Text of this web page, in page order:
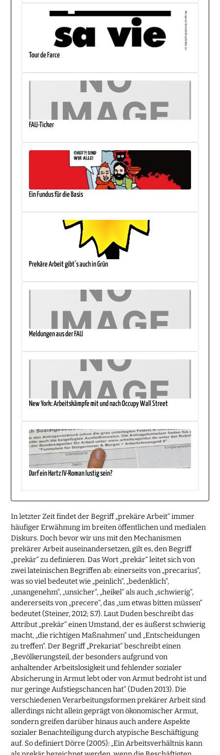
Tour de Farce
FAU-Ticker
Ein Fundus für die Basis
Prekäre Arbeit gibt’s auch in Grün
Meldungen aus der FAU
New York: Arbeitskämpfe mit und nach Occupy Wall Street
Darf ein Hartz IV-Roman lustig sein?
In letzter Zeit findet der Begriff „prekäre Arbeit“ immer
häufiger Erwähnung im breiten öffentlichen und medialen
Diskurs. Doch bevor wir uns mit den Mechanismen
prekärer Arbeit auseinandersetzen, gilt es, den Begriff
„prekär“ zu definieren. Das Wort „prekär“ leitet sich von
zwei lateinischen Begriffen ab: einerseits von „precarius“,
was so viel bedeutet wie „peinlich“, „bedenklich“,
„unangenehm“, „unsicher“, „heikel“ als auch „schwierig“,
andererseits von „precere“, das „um etwas bitten müssen“
bedeutet (Steiner, 2012; S.7). Laut Duden beschreibt das
Attribut „prekär“ einen Umstand, der es äußerst schwierig
macht, „die richtigen Maßnahmen“ und „Entscheidungen
zu treffen“. Der Begriff „Prekariat“ beschreibt einen
„Bevölkerungsteil, der besonders aufgrund von
anhaltender Arbeitslosigkeit und fehlender sozialer
Absicherung in Armut lebt oder von Armut bedroht ist und
nur geringe Aufstiegschancen hat“ (Duden 2013). Die
verschiedenen Verarbeitungsformen prekärer Arbeit sind
allerdings nicht allein geprägt von ökonomischer Armut,
sondern greifen darüber hinaus auch andere Aspekte
sozialer Benachteiligung durch atypische Beschäftigung
auf. So definiert Dörre (2005): „Ein Arbeitsverhältnis kann